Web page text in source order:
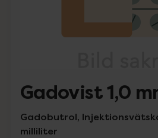
Gadovist 1,0
Gadobutrol,
milliliter